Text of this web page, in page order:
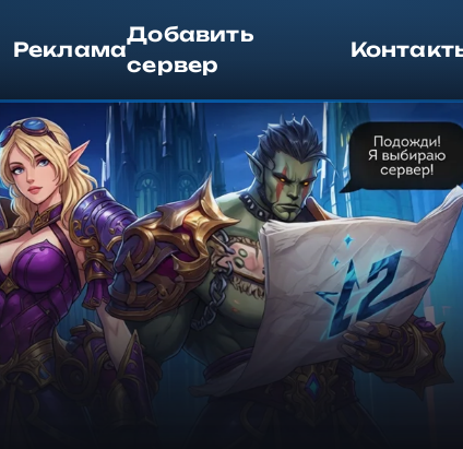
Реклама
Добавить
сервер